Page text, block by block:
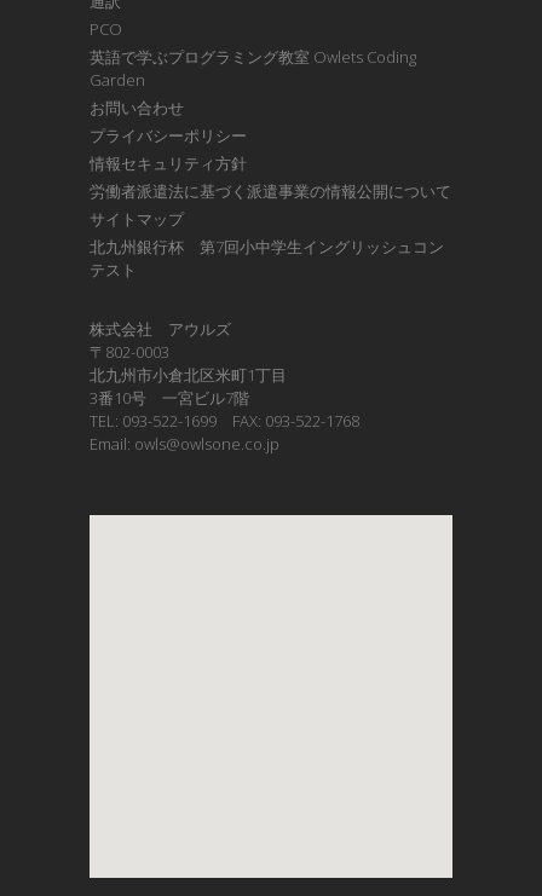
PCO
英語で学ぶプログラミング教室 Owlets Coding
Garden
お問い合わせ
プライバシーポリシー
情報セキュリティ方針
労働者派遣法に基づく派遣事業の情報公開について
サイトマップ
北九州銀行杯 第7回小中学生イングリッシュコン
テスト
株式会社 アウルズ
〒802-0003
北九州市小倉北区米町1丁目
3番10号 一宮ビル7階
TEL: 093-522-1699 FAX: 093-522-1768
Email: owls@owlsone.co.jp